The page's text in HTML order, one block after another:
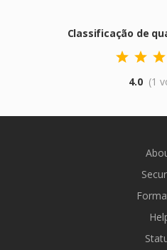
Classificação de
4.0 (1